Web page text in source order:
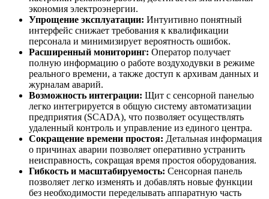
экономия электроэнергии.
Упрощение эксплуатации: Интуитивно понятный
интерфейс снижает требования к квалификации
персонала и минимизирует вероятность ошибок.
Расширенный мониторинг: Оператор получает
полную информацию о работе воздуходувки в режиме
реального времени, а также доступ к архивам данных и
журналам аварий.
Возможность интеграции: Щит с сенсорной панелью
легко интегрируется в общую систему автоматизации
предприятия (SCADA), что позволяет осуществлять
удаленный контроль и управление из единого центра.
Сокращение времени простоя: Детальная информация
о причинах аварии позволяет оперативно устранить
неисправность, сокращая время простоя оборудования.
Гибкость и масштабируемость: Сенсорная панель
позволяет легко изменять и добавлять новые функции
без необходимости переделывать аппаратную часть